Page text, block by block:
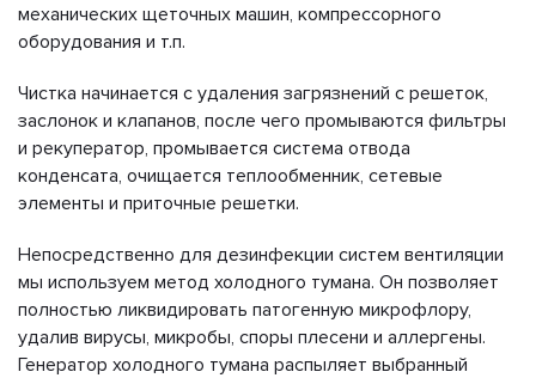
механических щеточных машин, компрессорного
оборудования и т.п.
Чистка начинается с удаления загрязнений с решеток,
заслонок и клапанов, после чего промываются фильтры
и рекуператор, промывается система отвода
конденсата, очищается теплообменник, сетевые
элементы и приточные решетки.
Непосредственно для дезинфекции систем вентиляции
мы используем метод холодного тумана. Он позволяет
полностью ликвидировать патогенную микрофлору,
удалив вирусы, микробы, споры плесени и аллергены.
Генератор холодного тумана распыляет выбранный